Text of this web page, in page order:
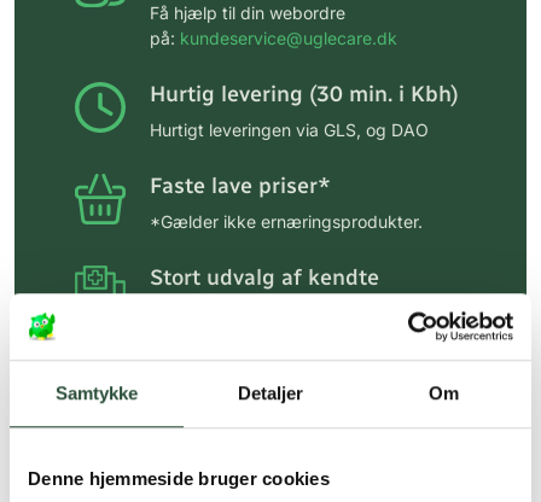
Samtykke Detaljer Om
Denne hjemmeside bruger cookies
Få hjælp til din webordre
på: kundeservice@uglecare.dk
Hurtig levering (30 min. i Kbh)
Hurtigt leveringen via GLS, og DAO
Faste lave priser*
*Gælder ikke ernæringsprodukter.
Stort udvalg af kendte
produkter
Vi tilbyder et stort udvalg af kendte
cremer, vitaminer og andre spændende
produkter – altid til fast lav pris.